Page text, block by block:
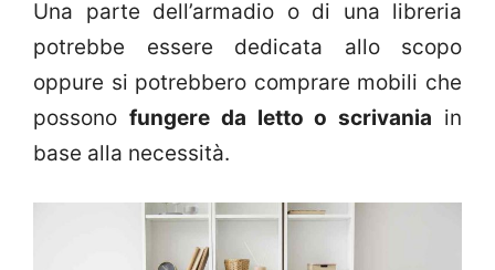
Una parte dell’armadio o di una libreria
potrebbe essere dedicata allo scopo
oppure si potrebbero comprare mobili che
possono fungere da letto o scrivania in
base alla necessità.